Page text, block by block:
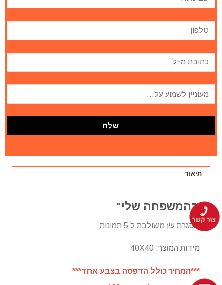
תיאור
"המשפחה שלי"
מסגרת עץ משולבת ל 5 תמונות
מידות המוצר: 40X40
***המחיר כולל הדפסה בצבע אחד***